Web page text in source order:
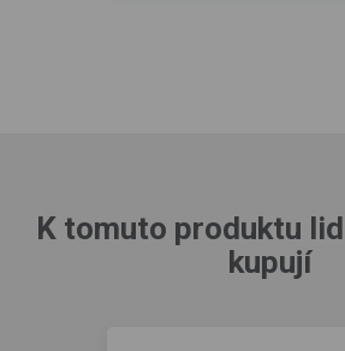
K tomuto produktu
kupují